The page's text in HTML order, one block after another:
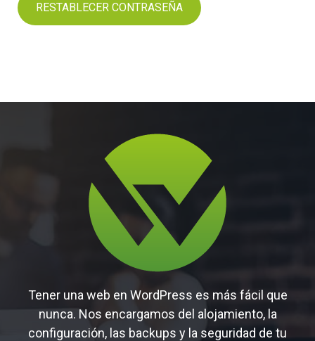
RESTABLECER CONTRASEÑA
Tener una web en WordPress es más fácil que
nunca. Nos encargamos del alojamiento, la
configuración, las backups y la seguridad de tu